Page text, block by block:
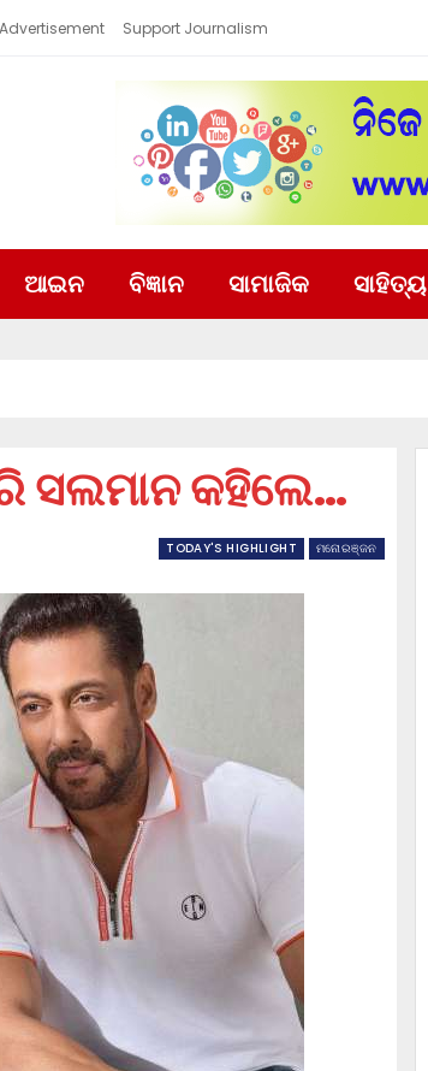
Advertisement Support Journalism
ଆଇନ ବିଜ୍ଞାନ ସାମାଜିକ ସାହିତ୍ୟ
ସଲମାନ କହିଲେ…
TODAY'S HIGHLIGHT ମନୋରଞ୍ଜନ